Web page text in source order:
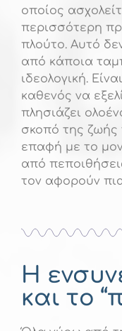
οποίος
περισσότερη
πλούτο. Αυτό
από κάποια
ιδεολογική.
καθενός να
πλησιάζει
σκοπό της ζωής
επαφή με το
από
τον αφορούν
Η
και το